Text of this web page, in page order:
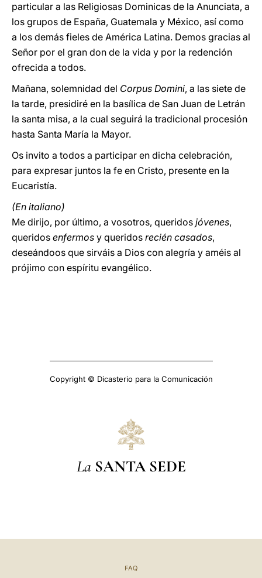
particular a las Religiosas Dominicas de la Anunciata, a
los grupos de España, Guatemala y México, así como
a los demás fieles de América Latina. Demos gracias al
Señor por el gran don de la vida y por la redención
ofrecida a todos.
Mañana, solemnidad del Corpus Domini, a las siete de
la tarde, presidiré en la basílica de San Juan de Letrán
la santa misa, a la cual seguirá la tradicional procesión
hasta Santa María la Mayor.
Os invito a todos a participar en dicha celebración,
para expresar juntos la fe en Cristo, presente en la
Eucaristía.
(En italiano)
Me dirijo, por último, a vosotros, queridos jóvenes,
queridos enfermos y queridos recién casados,
deseándoos que sirváis a Dios con alegría y améis al
prójimo con espíritu evangélico.
Copyright © Dicasterio para la Comunicación
La SANTA SEDE
FAQ